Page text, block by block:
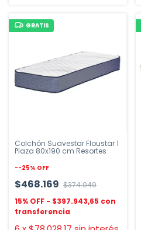
GRATIS
Colchón Suavestar Floustar 1
Plaza 80x190 cm Resortes
--25% OFF
$468.169 $374.049
$397.943,65